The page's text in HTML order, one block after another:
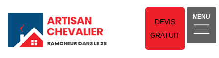
DEVIS
GRATUIT
MENU